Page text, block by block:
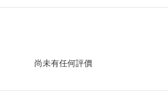
尚未有任何評價